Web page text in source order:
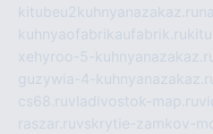
kitubeu2kuhnyanazakaz.ru
kuhnyaofabrikaufabrik.ru
xehyroo-5-
guzywia-4-
cs68.ruvladivostok-map.ru
raszar.ruvskrytie-zamkov-